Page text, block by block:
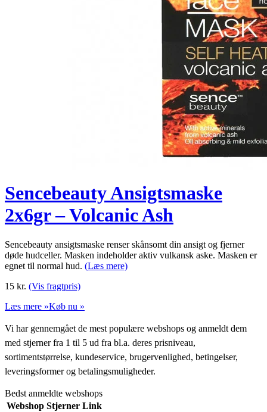
Sencebeauty Ansigtsmaske
2x6gr – Volcanic Ash
Sencebeauty ansigtsmaske renser skånsomt din ansigt og fjerner
døde hudceller. Masken indeholder aktiv vulkansk aske. Masken er
egnet til normal hud. (Læs mere)
15 kr. (Vis fragtpris)
Læs mere »Køb nu »
Vi har gennemgået de mest populære webshops og anmeldt dem
med stjerner fra 1 til 5 ud fra bl.a. deres prisniveau,
sortimentstørrelse, kundeservice, brugervenlighed, betingelser,
leveringsformer og betalingsmuligheder.
Bedst anmeldte webshops
Webshop Stjerner Link